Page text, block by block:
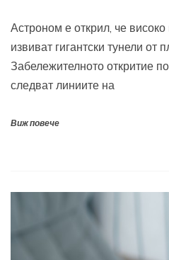
Астроном е открил, че
извиват гигантски тунели от
Забележителното откритие
следват линиите на
Виж повече